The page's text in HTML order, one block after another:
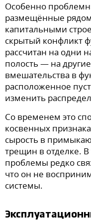
Особенно
размещённые
капитальными
скрытый конфликт
рассчитан на одни
полость — на
вмешательства в
расположенное
изменить
Со временем это
косвенных
сырость в
трещин в отделке. В
проблемы редко
что он не
системы.